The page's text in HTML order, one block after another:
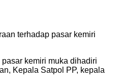
terhadap pasar kemiri
kemiri muka dihadiri
Kepala Satpol PP, kepala